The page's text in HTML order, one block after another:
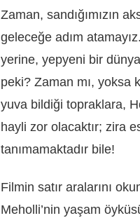
Zaman, sandığımızın
geleceğe adım
yerine, yepyeni bir
peki? Zaman mı, yoksa
yuva bildiği topraklara,
hayli zor olacaktır; zira
tanımamaktadır bile!
Filmin satır aralarını
Meholli’nin yaşam